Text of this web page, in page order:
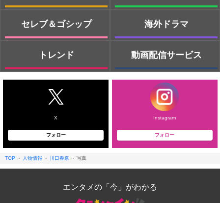
セレブ＆ゴシップ
トレンド
海外ドラマ
動画配信サービス
X
フォロー
Instagram
フォロー
TOP 人物情報 川口春奈 写真
エンタメの「今」がわかる